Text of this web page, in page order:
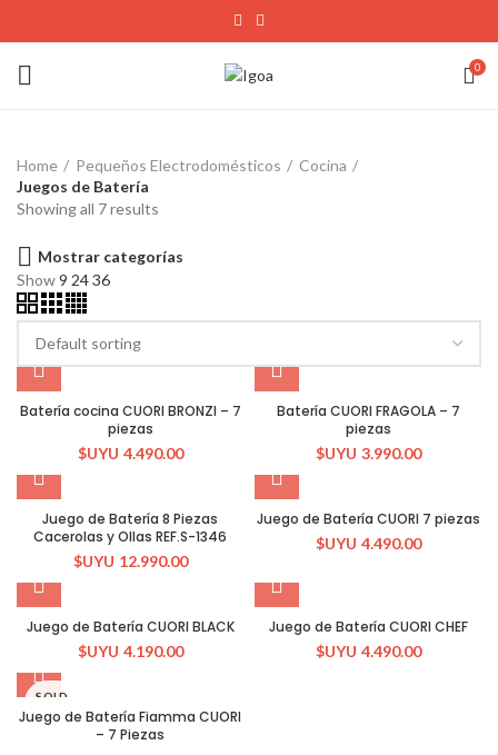
0
Home Pequeños Electrodomésticos
Cocina
Juegos de Batería
Showing all 7 results
Mostrar categorías
Show9 2436
Batería cocina CUORI BRONZI – 7
piezas
$UYU 4.490.00
Batería CUORI FRAGOLA – 7
piezas
$UYU 3.990.00
Juego de Batería 8 Piezas
Cacerolas y Ollas REF.S-1346
$UYU 12.990.00
Juego de Batería CUORI 7 piezas
$UYU 4.490.00
Juego de Batería CUORI BLACK
$UYU 4.190.00
Juego de Batería CUORI CHEF
$UYU 4.490.00
SOLD
Juego de Batería Fiamma CUORI
– 7 Piezas